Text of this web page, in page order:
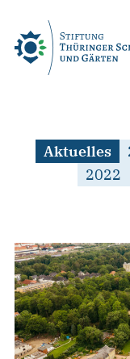
content
Aktuelles
2022